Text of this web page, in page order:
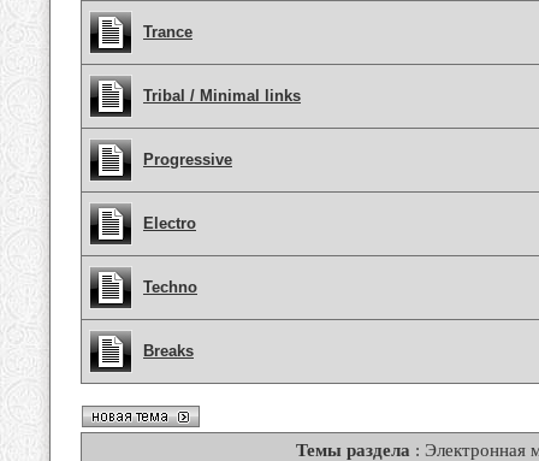
Trance
Tribal / Minimal links
Progressive
Electro
Techno
Breaks
Темы раздела : Электронная